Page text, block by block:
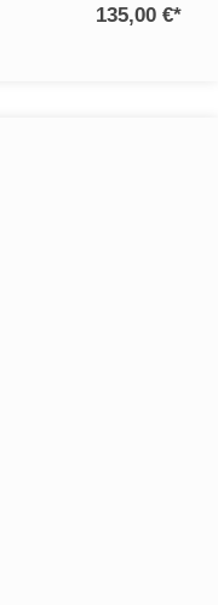
135,00 €*